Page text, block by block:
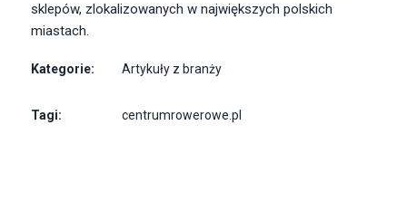
sklepów, zlokalizowanych w największych polskich
miastach.
Kategorie: Artykuły z branży
Tagi: centrumrowerowe.pl